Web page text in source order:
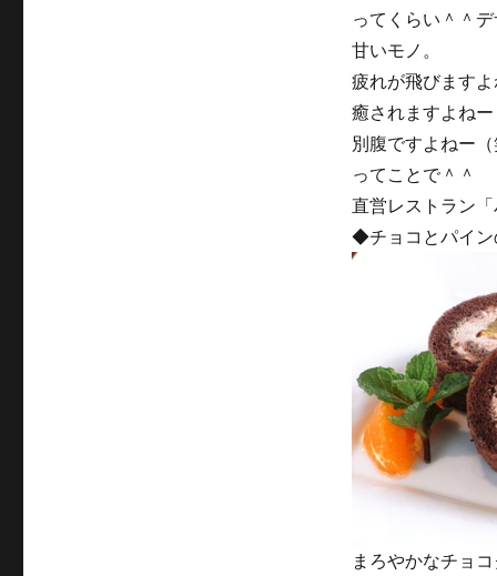
ってくらい＾＾
甘いモノ。
疲れが飛びますよ
癒されますよねー
別腹ですよねー（
ってことで＾＾
直営レストラン
◆チョコとパイ
まろやかなチョ